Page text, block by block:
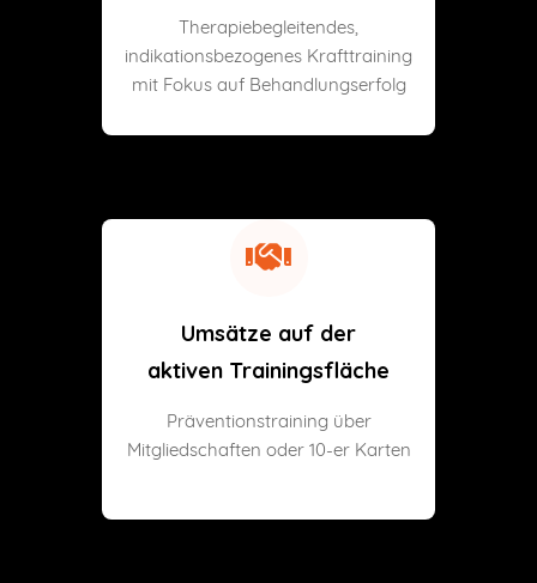
Therapiebegleitendes,
indikationsbezogenes Krafttraining
mit Fokus auf Behandlungserfolg
Umsätze auf der
aktiven Trainingsfläche
Präventionstraining über
Mitgliedschaften oder 10-er Karten